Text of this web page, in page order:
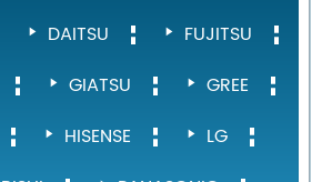
Blog
Nosotros
DAITSU
FUJITSU
GIATSU
GREE
HISENSE
LG